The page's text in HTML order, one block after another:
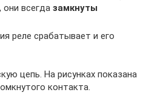
они всегда замкнуты
реле срабатывает и его
цепь. На рисунках показана
контакта.